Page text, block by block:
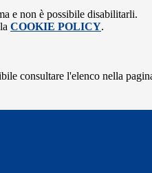
e non è possibile disabilitarli.
COOKIE POLICY.
consultare l'elenco nella